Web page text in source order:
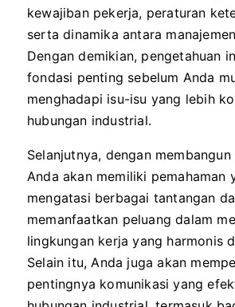
kewajiban pekerja, peraturan
serta dinamika antara
Dengan demikian, pengetahuan
fondasi penting sebelum Anda
menghadapi isu-isu yang lebih
hubungan industrial.
Selanjutnya, dengan
Anda akan memiliki pemahaman
mengatasi berbagai tantangan
memanfaatkan peluang dalam
lingkungan kerja yang harmonis
Selain itu, Anda juga akan
pentingnya komunikasi yang